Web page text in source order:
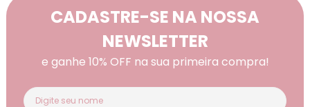
CADASTRE-SE NA NOSSA
NEWSLETTER
e ganhe 10% OFF na sua primeira compra!